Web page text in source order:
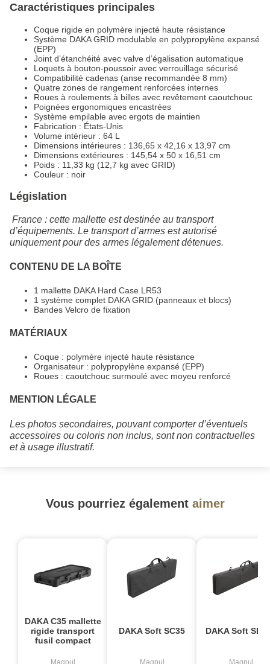
Caractéristiques principales
Coque rigide en polymère injecté haute résistance
Système DAKA GRID modulable en polypropylène expansé
(EPP)
Joint d’étanchéité avec valve d’égalisation automatique
Loquets à bouton-poussoir avec verrouillage sécurisé
Compatibilité cadenas (anse recommandée 8 mm)
Quatre zones de rangement renforcées internes
Roues à roulements à billes avec revêtement caoutchouc
Poignées ergonomiques encastrées
Système empilable avec ergots de maintien
Fabrication : États-Unis
Volume intérieur : 64 L
Dimensions intérieures : 136,65 x 42,16 x 13,97 cm
Dimensions extérieures : 145,54 x 50 x 16,51 cm
Poids : 11,33 kg (12,7 kg avec GRID)
Couleur : noir
Législation
France : cette mallette est destinée au transport
d’équipements. Le transport d’armes est autorisé
uniquement pour des armes légalement détenues.
CONTENU DE LA BOÎTE
1 mallette DAKA Hard Case LR53
1 système complet DAKA GRID (panneaux et blocs)
Bandes Velcro de fixation
MATÉRIAUX
Coque : polymère injecté haute résistance
Organisateur : polypropylène expansé (EPP)
Roues : caoutchouc surmoulé avec moyeu renforcé
MENTION LÉGALE
Les photos secondaires, pouvant comporter d’éventuels
accessoires ou coloris non inclus, sont non contractuelles
et à usage illustratif.
Vous pourriez également aimer
DAKA C35 mallette
rigide transport
fusil compact
Magpul
DAKA Soft SC35
Magpul
DAKA Soft
Magpul